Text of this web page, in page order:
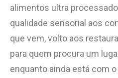
alimentos ultra
qualidade sensorial aos
que vem, volto aos
para quem procura um
enquanto ainda está com